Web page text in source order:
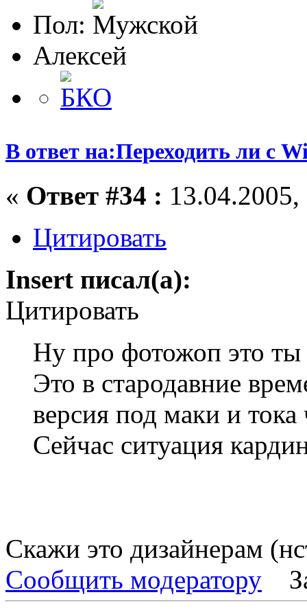
Пол:
Алексей
В ответ на:Переходить ли с
« Ответ #34 :
Цитировать
Insert писал(а):
Цитировать
Ну про фотожоп это ты
Это в стародавние
версия под маки и
Сейчас ситуация
Скажи это дизайнерам
Сообщить модератору